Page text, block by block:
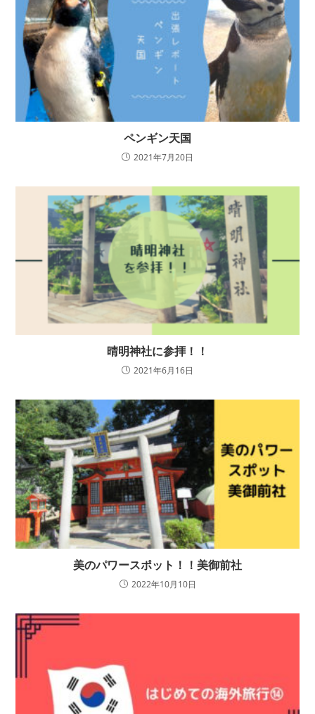
ペンギン天国
2021年7月20日
晴明神社に参拝！！
2021年6月16日
美のパワースポット！！美御前社
2022年10月10日